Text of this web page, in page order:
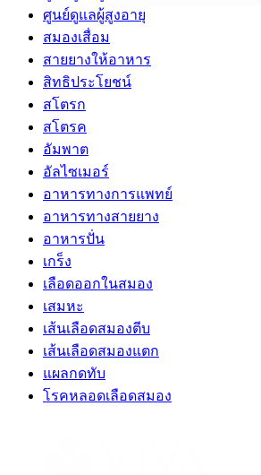
ศูนย์ดูแลผู้สูงอายุ
สมองเสื่อม
สายยางให้อาหาร
สิทธิประโยชน์
สโตรก
สโตรค
อัมพาต
อัลไซเมอร์
อาหารทางการแพทย์
อาหารทางสายยาง
อาหารปั่น
เกร็ง
เลือดออกในสมอง
เสมหะ
เส้นเลือดสมองตีบ
เส้นเลือดสมองแตก
แผลกดทับ
โรคหลอดเลือดสมอง